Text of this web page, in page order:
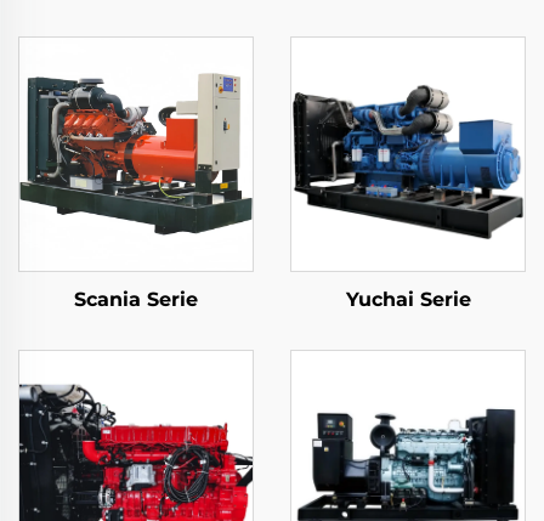
Scania Serie Yuchai Serie